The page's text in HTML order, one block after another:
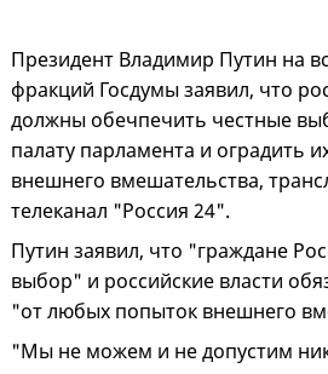
Президент Владимир Путин на
фракций Госдумы заявил, что
должны обечпечить честные
палату парламента и оградить
внешнего вмешательства,
телеканал "Россия 24".
Путин заявил, что "граждане
выбор" и российские власти
"от любых попыток внешнего
"Мы не можем и не допустим